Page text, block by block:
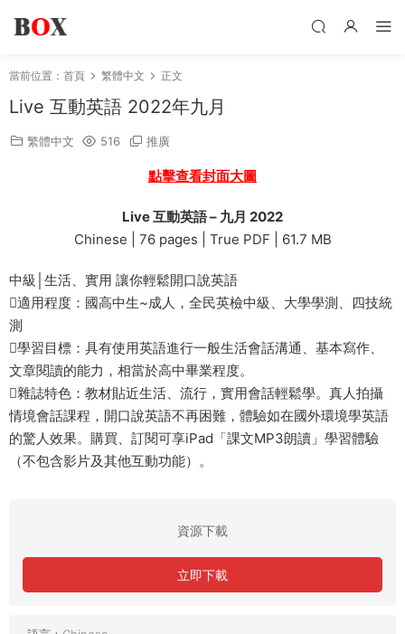
當前位置： 首頁 繁體中文 正文
Live 互動英語 2022年九月
繁體中文 516 推廣
點擊查看封面大圖
Live 互動英語 – 九月 2022
Chinese | 76 pages | True PDF | 61.7 MB
中級│生活、實用 讓你輕鬆開口說英語
適用程度：國高中生~成人，全民英檢中級、大學學測、四技統
測
學習目標：具有使用英語進行一般生活會話溝通、基本寫作、
文章閱讀的能力，相當於高中畢業程度。
雜誌特色：教材貼近生活、流行，實用會話輕鬆學。真人拍攝
情境會話課程，開口說英語不再困難，體驗如在國外環境學英語
的驚人效果。購買、訂閱可享iPad「課文MP3朗讀」學習體驗
（不包含影片及其他互動功能）。
資源下載
立即下載